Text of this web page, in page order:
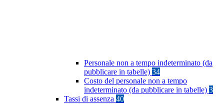
Personale non a tempo indeterminato (da
pubblicare in tabelle) 34
Costo del personale non a tempo
indeterminato (da pubblicare in tabelle) 3
Tassi di assenza 40